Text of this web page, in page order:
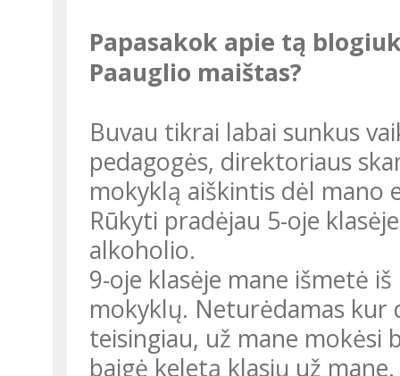
Papasakok apie tą blogiuką Simoną. Kodėl taip elgeisi?
Paauglio maištas?
Buvau tikrai labai sunkus vaikas. Pastabos, auklėtojos, socialinės
pedagogės, direktoriaus
mokyklą aiškintis dėl mano
Rūkyti pradėjau 5-oje
alkoholio.
9-oje klasėje mane išmetė iš Baltupių ir Fabijoniškių vidurinių
mokyklų. Neturėdamas
teisingiau, už mane mokėsi
baigė keletą klasių už